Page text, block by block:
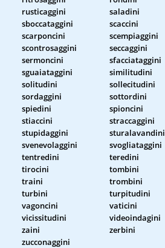
rusticaggini
saladini
sboccataggini
scaccini
scarponcini
scempiaggini
scontrosaggini
seccaggini
sermoncini
sfacciataggini
sguaiataggini
similitudini
solitudini
sollecitudini
sordaggini
sottordini
spiedini
spioncini
stiaccini
straccaggini
stupidaggini
sturalavandini
svenevolaggini
svogliataggini
tentredini
teredini
tirocini
tombini
traini
trombini
turbini
turpitudini
vagoncini
vaticini
vicissitudini
videoindagini
zaini
zerbini
zucconaggini